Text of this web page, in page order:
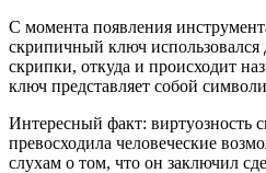
С момента появления
скрипичный ключ использовался
скрипки, откуда и происходит
ключ представляет собой
Интересный факт: виртуозность
превосходила человеческие
слухам о том, что он заключил